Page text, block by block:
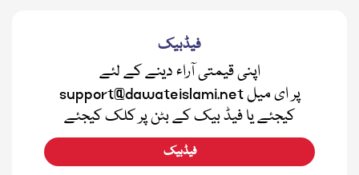
فیڈبیک
اپنی قیمتی آراء دینے کے لئے
support@dawateislami.net پر ای میل
کیجئے یا فیڈ بیک کے بٹن پر کلک کیجئے
فیڈبیک